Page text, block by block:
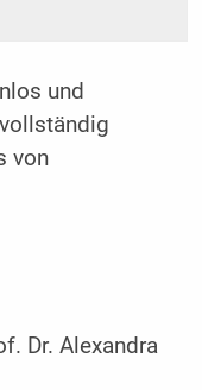
und
von
Dr. Alexandra